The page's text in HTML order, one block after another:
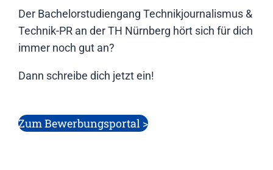
Der Bachelorstudiengang Technikjournalismus &
Technik-PR an der TH Nürnberg hört sich für dich
immer noch gut an?
Dann schreibe dich jetzt ein!
Zum Bewerbungsportal >